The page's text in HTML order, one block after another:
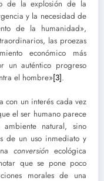
de la explosión de la
y la necesidad de
de la humanidad»,
las proezas
económico más
un auténtico progreso
el hombre»[3].
con un interés cada vez
el ser humano parece
natural, sino
de un uso inmediato y
conversiónecológica
que se pone poco
morales de una